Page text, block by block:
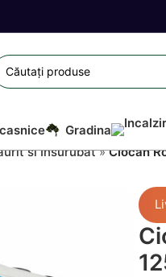
Gradina
si Insurubat»Ciocan